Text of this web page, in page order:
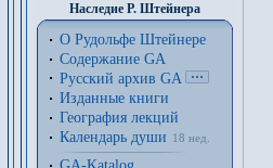
Наследие Р. Штейнера
О Рудольфе Штейнере
Содержание GA
Русский архив GA
Изданные книги
География лекций
Календарь души
18 нед.